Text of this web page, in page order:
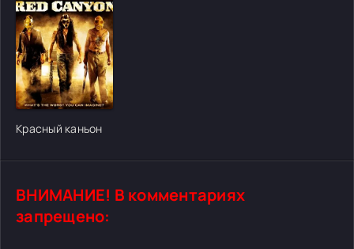
[/xfgiven_cvh_poster_urlcvh_poster_url]
Красный каньон
ВНИМАНИЕ! В комментариях
запрещено: